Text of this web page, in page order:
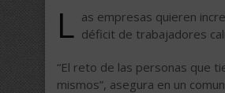
L as empresas quieren
déficit de trabajadores
“El reto de las personas que
mismos”, asegura en un